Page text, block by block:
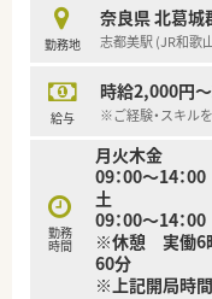
勤務地
奈良県 北葛城
志都美駅 (JR和歌
給与
時給2,000円
※ご経験・スキル
勤務
時間
月火木金
09：00～14：00
土
09：00～14：00
※休憩 実働6
60分
※上記開局時